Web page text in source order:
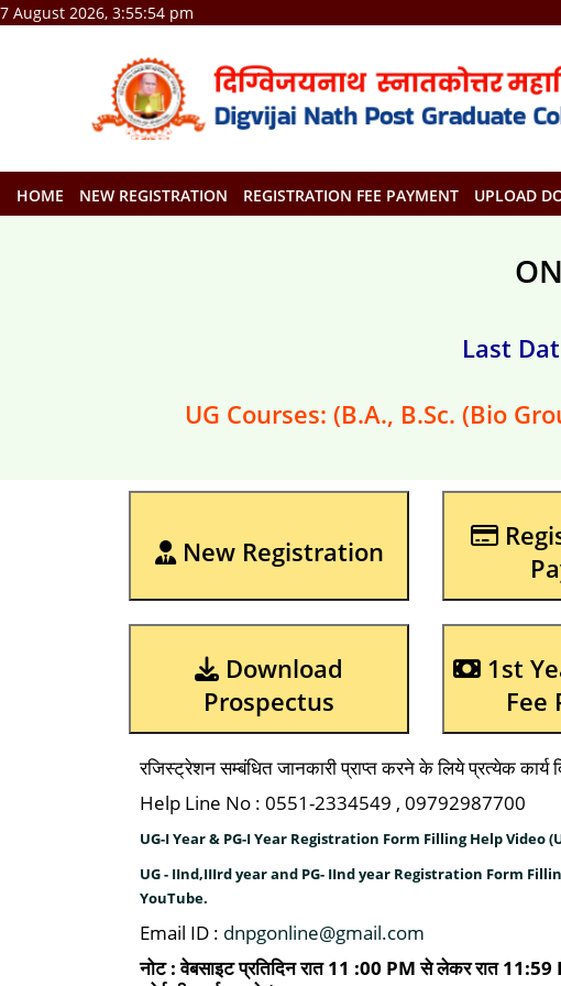
7 August 2026, 3:55:54 pm
HOME NEW REGISTRATION REGISTRATION FEE PAYMENT UPLOAD
Last
UG Courses: (B.A., B.Sc. (Bio
New Registration
Download
Prospectus
Fee
रजिस्ट्रेशन सम्बंधित जानकारी प्राप्त करने के लिये प्रत्येक
Help Line No : 0551-2334549 , 09792987700
UG-I Year & PG-I Year Registration Form Filling Help Video (UG-
UG - IInd,IIIrd year and PG- IInd year Registration Form Filling
YouTube.
Email ID : dnpgonline@gmail.com
नोट : वेबसाइट प्रतिदिन रात 11 :00 PM से लेकर रात